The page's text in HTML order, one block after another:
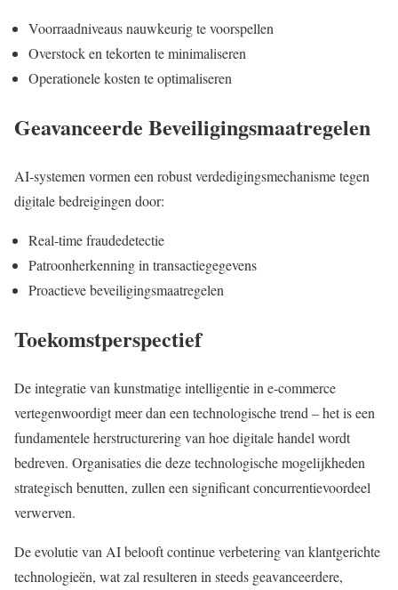
Voorraadniveaus nauwkeurig te voorspellen
Overstock en tekorten te minimaliseren
Operationele kosten te optimaliseren
Geavanceerde Beveiligingsmaatregelen
AI-systemen vormen een robust verdedigingsmechanisme tegen
digitale bedreigingen door:
Real-time fraudedetectie
Patroonherkenning in transactiegegevens
Proactieve beveiligingsmaatregelen
Toekomstperspectief
De integratie van kunstmatige intelligentie in e-commerce
vertegenwoordigt meer dan een technologische trend – het is een
fundamentele herstructurering van hoe digitale handel wordt
bedreven. Organisaties die deze technologische mogelijkheden
strategisch benutten, zullen een significant concurrentievoordeel
verwerven.
De evolutie van AI belooft continue verbetering van klantgerichte
technologieën, wat zal resulteren in steeds geavanceerdere,